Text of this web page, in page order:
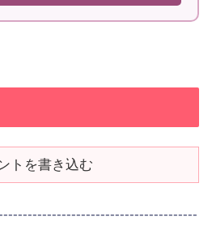
トを書き込む